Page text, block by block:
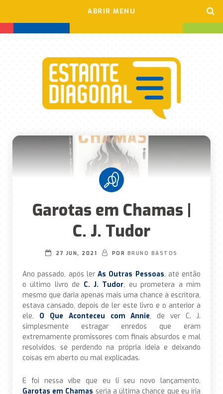
ABRIR MENU
Garotas em Chamas |
C. J. Tudor
27 JUN, 2021 POR BRUNO BASTOS
Ano passado, após ler As Outras Pessoas, até então
o último livro de C. J. Tudor, eu prometera a mim
mesmo que daria apenas mais uma chance à escritora,
estava cansado, depois de ler este livro e o anterior a
ele, O Que Aconteceu com Annie, de ver C. J.
simplesmente estragar enredos que eram
extremamente promissores com finais absurdos e mal
resolvidos, se perdendo na própria ideia e deixando
coisas em aberto ou mal explicadas.
E foi nessa vibe que eu li seu novo lançamento.
Garotas em Chamas seria a última chance que eu iria